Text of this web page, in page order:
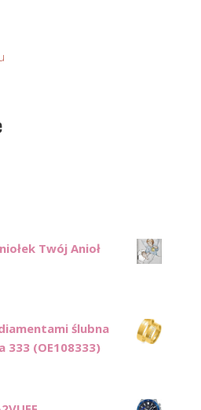
Twój Anioł
ślubna
333 (OE108333)